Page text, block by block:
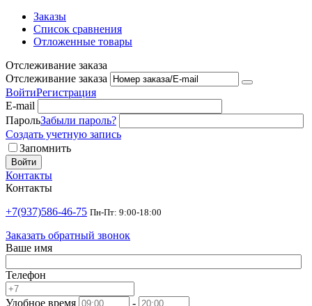
Заказы
Список сравнения
Отложенные товары
Отслеживание заказа
Отслеживание заказа
ВойтиРегистрация
E-mail
ПарольЗабыли пароль?
Создать учетную запись
Запомнить
Войти
Контакты
Контакты
+7(937)586-46-75 Пн-Пт: 9:00-18:00
Заказать обратный звонок
Ваше имя
Телефон
Удобное время -